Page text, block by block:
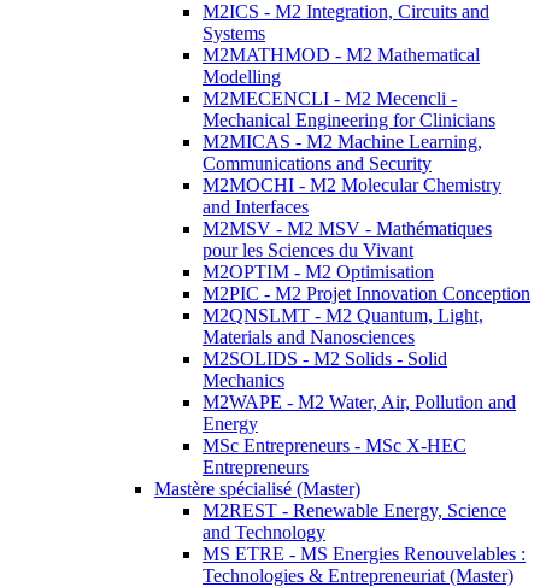
M2ICS - M2 Integration, Circuits and
Systems
M2MATHMOD - M2 Mathematical
Modelling
M2MECENCLI - M2 Mecencli -
Mechanical Engineering for Clinicians
M2MICAS - M2 Machine Learning,
Communications and Security
M2MOCHI - M2 Molecular Chemistry
and Interfaces
M2MSV - M2 MSV - Mathématiques
pour les Sciences du Vivant
M2OPTIM - M2 Optimisation
M2PIC - M2 Projet Innovation Conception
M2QNSLMT - M2 Quantum, Light,
Materials and Nanosciences
M2SOLIDS - M2 Solids - Solid
Mechanics
M2WAPE - M2 Water, Air, Pollution and
Energy
MSc Entrepreneurs - MSc X-HEC
Entrepreneurs
Mastère spécialisé (Master)
M2REST - Renewable Energy, Science
and Technology
MS ETRE - MS Energies Renouvelables :
Technologies & Entrepreneuriat (Master)